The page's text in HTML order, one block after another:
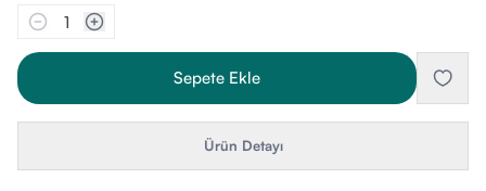
1
Sepete Ekle
Ürün Detayı